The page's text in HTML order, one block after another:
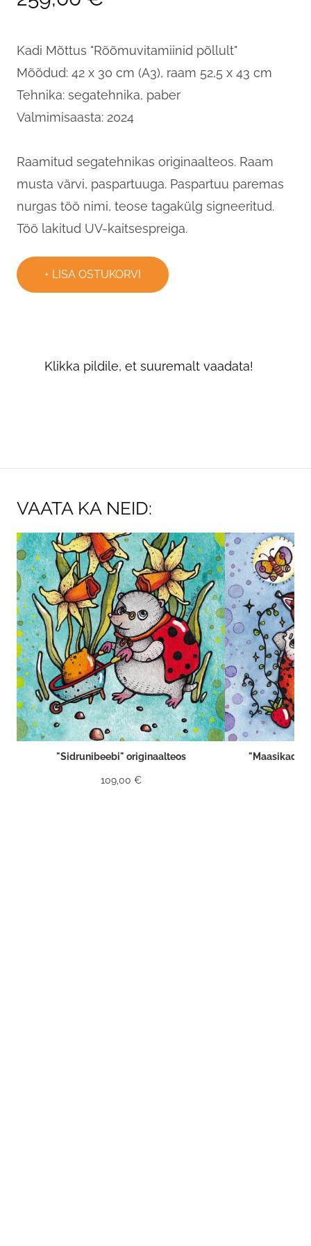
Kadi Mõttus "Rõõmuvitamiinid põllult"
Mõõdud: 42 x 30 cm (A3), raam 52,5 x 43 cm
Tehnika: segatehnika, paber
Valmimisaasta: 2024
Raamitud segatehnikas originaalteos. Raam
musta värvi, paspartuuga. Paspartuu paremas
nurgas töö nimi, teose tagakülg signeeritud.
Töö lakitud UV-kaitsespreiga.
LISA OSTUKORVI
Klikka pildile, et suuremalt vaadata!
VAATA KA NEID:
"Sidrunibeebi" originaalteos
109,00 €
"Maasikad